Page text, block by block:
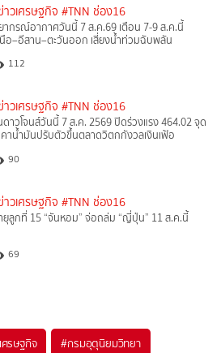
าวเศรษฐกิจ #TNN ช่อง16
ากรณ์อากาศวันนี้ 7 ส.ค.69 เตือน 7-9 ส.ค.นี้
นือ–อีสาน–ตะวันออก เสี่ยงน้ำท่วมฉับพลัน
112
าวเศรษฐกิจ #TNN ช่อง16
ดาวโจนส์วันนี้ 7 ส.ค. 2569 ปิดร่วงแรง 464.02 จุด
คาน้ำมันปรับตัวขึ้นตลาดวิตกกังวลเงินเฟ้อ
90
าวเศรษฐกิจ #TNN ช่อง16
ยุลูกที่ 15 “จันหอม” จ่อถล่ม “ญี่ปุ่น” 11 ส.ค.นี้
69
ศรษฐกิจ #กรมอุตุนิยมวิทยา